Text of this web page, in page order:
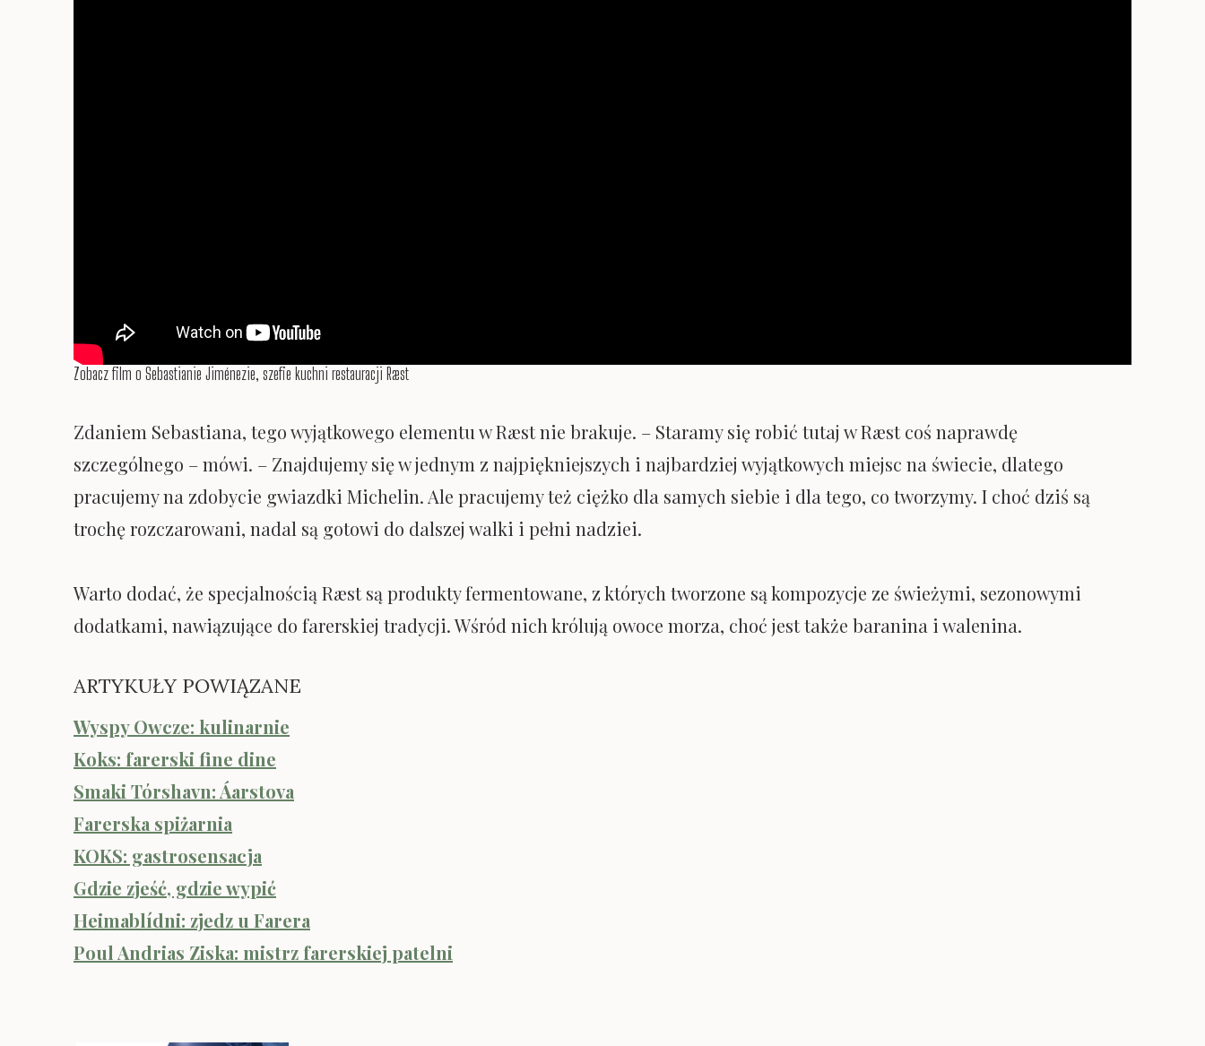
Zobacz film o Sebastianie Jiménezie, szefie kuchni restauracji Ræst
Zdaniem Sebastiana, tego wyjątkowego elementu w Ræst nie brakuje. – Staramy się robić tutaj w Ræst coś naprawdę
szczególnego – mówi. – Znajdujemy się w jednym z najpiękniejszych i najbardziej wyjątkowych miejsc na świecie, dlatego
pracujemy na zdobycie gwiazdki Michelin. Ale pracujemy też ciężko dla samych siebie i dla tego, co tworzymy. I choć dziś są
trochę rozczarowani, nadal są gotowi do dalszej walki i pełni nadziei.
Warto dodać, że specjalnością Ræst są produkty fermentowane, z których tworzone są kompozycje ze świeżymi, sezonowymi
dodatkami, nawiązujące do farerskiej tradycji. Wśród nich królują owoce morza, choć jest także baranina i walenina.
ARTYKUŁY POWIĄZANE
Wyspy Owcze: kulinarnie
Koks: farerski fine dine
Smaki Tórshavn: Áarstova
Farerska spiżarnia
KOKS: gastrosensacja
Gdzie zjeść, gdzie wypić
Heimablídni: zjedz u Farera
Poul Andrias Ziska: mistrz farerskiej patelni